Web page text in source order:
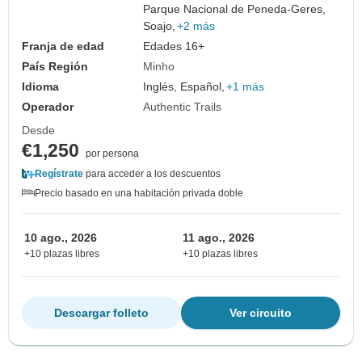
Parque Nacional de Peneda-Geres,
Soajo, +2 más
Franja de edad
Edades 16+
País Región
Minho
Idioma
Inglés, Español, +1 más
Operador
Authentic Trails
Desde
€1,250
por persona
Regístrate para acceder a los descuentos
Precio basado en una habitación privada doble
10 ago., 2026
+10 plazas libres
11 ago., 2026
+10 plazas libres
Ver circuito
Descargar folleto